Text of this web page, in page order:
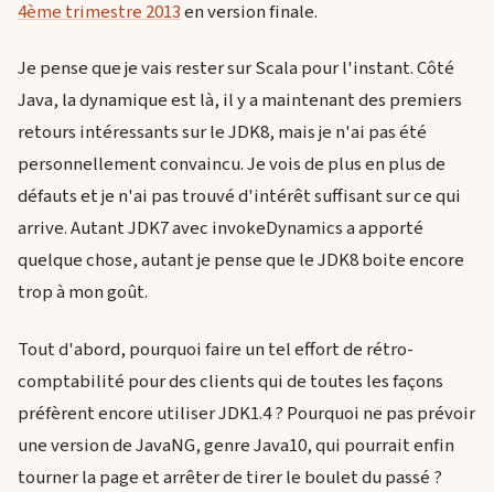
4ème trimestre 2013en version finale.
Je pense que je vais rester sur Scala pour l'instant. Côté
Java, la dynamique est là, il y a maintenant des premiers
retours intéressants sur le JDK8, mais je n'ai pas été
personnellement convaincu. Je vois de plus en plus de
défauts et je n'ai pas trouvé d'intérêt suffisant sur ce qui
arrive. Autant JDK7 avec invokeDynamics a apporté
quelque chose, autant je pense que le JDK8 boite encore
trop à mon goût.
Tout d'abord, pourquoi faire un tel effort de rétro-
comptabilité pour des clients qui de toutes les façons
préfèrent encore utiliser JDK1.4 ? Pourquoi ne pas prévoir
une version de JavaNG, genre Java10, qui pourrait enfin
tourner la page et arrêter de tirer le boulet du passé ?